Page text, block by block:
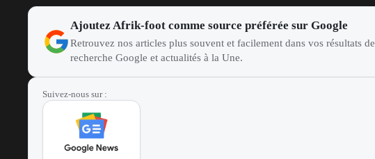
Ajoutez Afrik-foot comme source préférée sur Google
Retrouvez nos articles plus souvent et facilement dans vos résultats de
recherche Google et actualités à la Une.
Suivez-nous sur :